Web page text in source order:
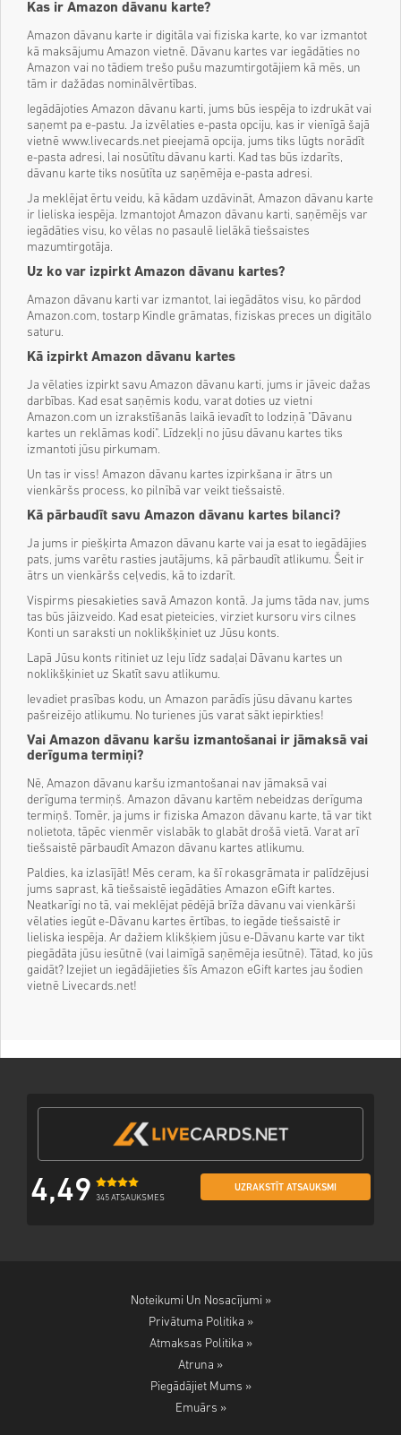
Kas ir Amazon dāvanu karte?
Amazon dāvanu karte ir digitāla vai fiziska karte, ko var izmantot
kā maksājumu Amazon vietnē. Dāvanu kartes var iegādāties no
Amazon vai no tādiem trešo pušu mazumtirgotājiem kā mēs, un
tām ir dažādas nominālvērtības.
Iegādājoties Amazon dāvanu karti, jums būs iespēja to izdrukāt vai
saņemt pa e-pastu. Ja izvēlaties e-pasta opciju, kas ir vienīgā šajā
vietnē www.livecards.net pieejamā opcija, jums tiks lūgts norādīt
e-pasta adresi, lai nosūtītu dāvanu karti. Kad tas būs izdarīts,
dāvanu karte tiks nosūtīta uz saņēmēja e-pasta adresi.
Ja meklējat ērtu veidu, kā kādam uzdāvināt, Amazon dāvanu karte
ir lieliska iespēja. Izmantojot Amazon dāvanu karti, saņēmējs var
iegādāties visu, ko vēlas no pasaulē lielākā tiešsaistes
mazumtirgotāja.
Uz ko var izpirkt Amazon dāvanu kartes?
Amazon dāvanu karti var izmantot, lai iegādātos visu, ko pārdod
Amazon.com, tostarp Kindle grāmatas, fiziskas preces un digitālo
saturu.
Kā izpirkt Amazon dāvanu kartes
Ja vēlaties izpirkt savu Amazon dāvanu karti, jums ir jāveic dažas
darbības. Kad esat saņēmis kodu, varat doties uz vietni
Amazon.com un izrakstīšanās laikā ievadīt to lodziņā "Dāvanu
kartes un reklāmas kodi". Līdzekļi no jūsu dāvanu kartes tiks
izmantoti jūsu pirkumam.
Un tas ir viss! Amazon dāvanu kartes izpirkšana ir ātrs un
vienkāršs process, ko pilnībā var veikt tiešsaistē.
Kā pārbaudīt savu Amazon dāvanu kartes bilanci?
Ja jums ir piešķirta Amazon dāvanu karte vai ja esat to iegādājies
pats, jums varētu rasties jautājums, kā pārbaudīt atlikumu. Šeit ir
ātrs un vienkāršs ceļvedis, kā to izdarīt.
Vispirms piesakieties savā Amazon kontā. Ja jums tāda nav, jums
tas būs jāizveido. Kad esat pieteicies, virziet kursoru virs cilnes
Konti un saraksti un noklikšķiniet uz Jūsu konts.
Lapā Jūsu konts ritiniet uz leju līdz sadaļai Dāvanu kartes un
noklikšķiniet uz Skatīt savu atlikumu.
Ievadiet prasības kodu, un Amazon parādīs jūsu dāvanu kartes
pašreizējo atlikumu. No turienes jūs varat sākt iepirkties!
Vai Amazon dāvanu karšu izmantošanai ir jāmaksā vai
derīguma termiņi?
Nē, Amazon dāvanu karšu izmantošanai nav jāmaksā vai
derīguma termiņš. Amazon dāvanu kartēm nebeidzas derīguma
termiņš. Tomēr, ja jums ir fiziska Amazon dāvanu karte, tā var tikt
nolietota, tāpēc vienmēr vislabāk to glabāt drošā vietā. Varat arī
tiešsaistē pārbaudīt Amazon dāvanu kartes atlikumu.
Paldies, ka izlasījāt! Mēs ceram, ka šī rokasgrāmata ir palīdzējusi
jums saprast, kā tiešsaistē iegādāties Amazon eGift kartes.
Neatkarīgi no tā, vai meklējat pēdējā brīža dāvanu vai vienkārši
vēlaties iegūt e-Dāvanu kartes ērtības, to iegāde tiešsaistē ir
lieliska iespēja. Ar dažiem klikšķiem jūsu e-Dāvanu karte var tikt
piegādāta jūsu iesūtnē (vai laimīgā saņēmēja iesūtnē). Tātad, ko jūs
gaidāt? Izejiet un iegādājieties šīs Amazon eGift kartes jau šodien
vietnē Livecards.net!
4,49 345 ATSAUKSMES
UZRAKSTĪT ATSAUKSMI
Noteikumi Un Nosacījumi »
Privātuma Politika »
Atmaksas Politika »
Atruna »
Piegādājiet Mums »
Emuārs »